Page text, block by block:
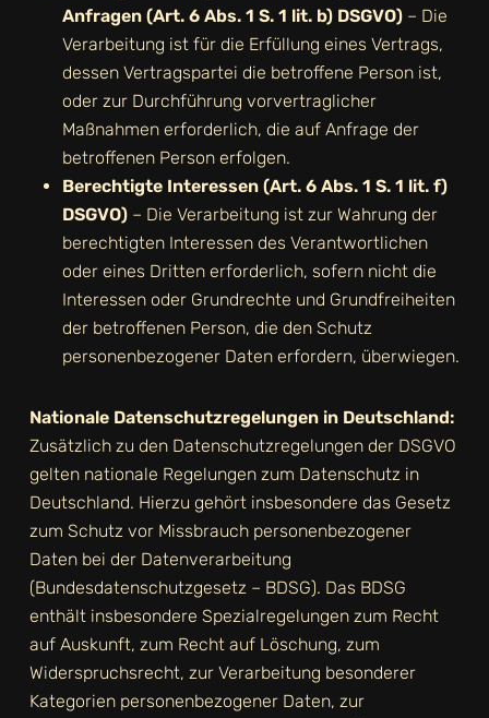
Anfragen (Art. 6 Abs. 1 S. 1 lit. b) DSGVO)– Die
Verarbeitung ist für die Erfüllung eines Vertrags,
dessen Vertragspartei die betroffene Person ist,
oder zur Durchführung vorvertraglicher
Maßnahmen erforderlich, die auf Anfrage der
betroffenen Person erfolgen.
Berechtigte Interessen (Art. 6 Abs. 1 S. 1 lit. f)
DSGVO)– Die Verarbeitung ist zur Wahrung der
berechtigten Interessen des Verantwortlichen
oder eines Dritten erforderlich, sofern nicht die
Interessen oder Grundrechte und Grundfreiheiten
der betroffenen Person, die den Schutz
personenbezogener Daten erfordern, überwiegen.
Nationale Datenschutzregelungen in Deutschland:
Zusätzlich zu den Datenschutzregelungen der DSGVO
gelten nationale Regelungen zum Datenschutz in
Deutschland. Hierzu gehört insbesondere das Gesetz
zum Schutz vor Missbrauch personenbezogener
Daten bei der Datenverarbeitung
(Bundesdatenschutzgesetz – BDSG). Das BDSG
enthält insbesondere Spezialregelungen zum Recht
auf Auskunft, zum Recht auf Löschung, zum
Widerspruchsrecht, zur Verarbeitung besonderer
Kategorien personenbezogener Daten, zur